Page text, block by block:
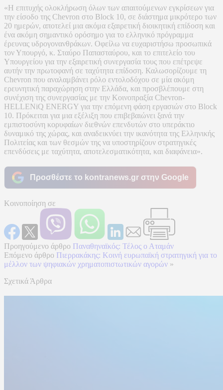
«Η επιτυχής ολοκλήρωση όλων των απαιτούμενων εγκρίσεων για
την είσοδο της Chevron στο Block 10, σε διάστημα μικρότερο των
20 ημερών, αποτελεί μια ακόμα εξαιρετική διοικητική επίδοση και
ένα ακόμη σημαντικό ορόσημο για το ελληνικό πρόγραμμα
έρευνας υδρογονανθράκων. Οφείλω να ευχαριστήσω προσωπικά
τον Υπουργό, κ. Σταύρο Παπασταύρου, και το επιτελείο του
Υπουργείου για την εξαιρετική συνεργασία τους που επέτρεψε
αυτήν την πρωτοφανή σε ταχύτητα επίδοση. Καλωσορίζουμε τη
Chevron που αναλαμβάνει ρόλο εντολοδόχου σε μία ακόμη
ερευνητική παραχώρηση στην Ελλάδα, και προσβλέπουμε στη
συνέχιση της συνεργασίας με την Κοινοπραξία Chevron-
HELLENiQ ENERGY για την επόμενη φάση εργασιών στο Block
10. Πρόκειται για μια εξέλιξη που επιβεβαιώνει ξανά την
εμπιστοσύνη κορυφαίων διεθνών επενδυτών στο υπεράκτιο
δυναμικό της χώρας, και αναδεικνύει την ικανότητα της Ελληνικής
Πολιτείας και των θεσμών της να υποστηρίζουν στρατηγικές
επενδύσεις με ταχύτητα, αποτελεσματικότητα, και διαφάνεια».
Προσθέστε το kontranews.gr στην Google
Κοινοποίηση σε
Προηγούμενο άρθρο Παναθηναϊκός: Τέλος ο Αταμάν
Επόμενο άρθρο Πιερρακάκης: Κοινή ευρωπαϊκή στρατηγική για το
μέλλον των ψηφιακών χρηματοπιστωτικών αγορών »
Σχετικά Άρθρα